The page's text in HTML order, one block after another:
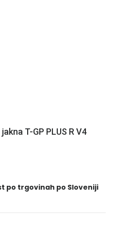
T-GP PLUS R V4
po trgovinah po Sloveniji